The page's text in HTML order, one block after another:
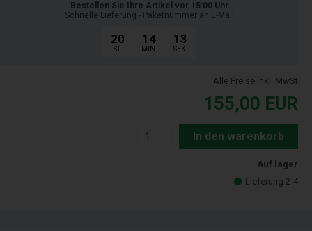
Bestellen Sie Ihre Artikel vor 15:00 Uhr
Schnelle Lieferung - Paketnummer an E-Mail
20
ST.
14
MIN.
13
SEK.
Alle Preise inkl. MwSt
155,00 EUR
In den warenkorb
Auf lager
Lieferung 2-4